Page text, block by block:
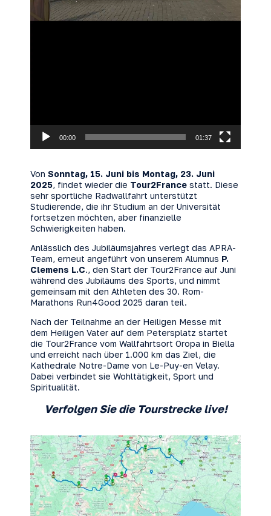
00:00 01:37
Von Sonntag, 15. Juni bis Montag, 23. Juni
2025, findet wieder die Tour2France statt. Diese
sehr sportliche Radwallfahrt unterstützt
Studierende, die ihr Studium an der Universität
fortsetzen möchten, aber finanzielle
Schwierigkeiten haben.
Anlässlich des Jubiläumsjahres verlegt das APRA-
Team, erneut angeführt von unserem Alumnus P.
Clemens L.C., den Start der Tour2France auf Juni
während des Jubiläums des Sports, und nimmt
gemeinsam mit den Athleten des 30. Rom-
Marathons Run4Good 2025 daran teil.
Nach der Teilnahme an der Heiligen Messe mit
dem Heiligen Vater auf dem Petersplatz startet
die Tour2France vom Wallfahrtsort Oropa in Biella
und erreicht nach über 1.000 km das Ziel, die
Kathedrale Notre-Dame von Le-Puy-en Velay.
Dabei verbindet sie Wohltätigkeit, Sport und
Spiritualität.
Verfolgen Sie die Tourstrecke live!